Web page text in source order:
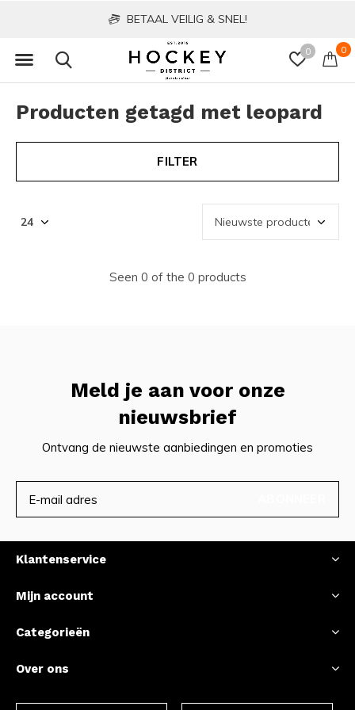
0 0
BETAAL VEILIG & SNEL!
Producten getagd met leopard
FILTER
Seen 0 of the 0 products
Meld je aan voor onze
nieuwsbrief
Ontvang de nieuwste aanbiedingen en promoties
Klantenservice
Mijn account
Categorieën
Over ons